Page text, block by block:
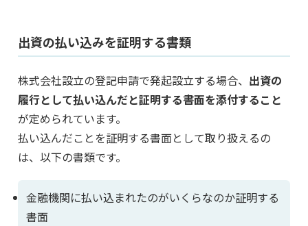
出資の払い込みを証明する書類
株式会社設立の登記申請で発起設立する場合、 出資の
履行として払い込んだと証明する書面を添付すること
が定められています。
払い込んだことを証明する書面として取り扱えるの
は、以下の書類です。
金融機関に払い込まれたのがいくらなのか証明する
書面